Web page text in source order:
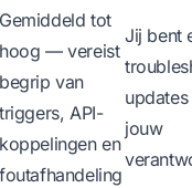
Gemiddeld tot
hoog — vereist
begrip van
triggers, API-
koppelingen en
foutafhandeling
Jij bent
jouw